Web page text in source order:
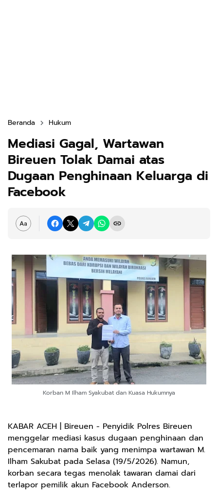
Beranda Hukum
Mediasi Gagal, Wartawan
Bireuen Tolak Damai atas
Dugaan Penghinaan Keluarga di
Facebook
Korban M Ilham Syakubat dan Kuasa Hukumnya
KABAR ACEH | Bireuen - Penyidik Polres Bireuen
menggelar mediasi kasus dugaan penghinaan dan
pencemaran nama baik yang menimpa wartawan M.
Ilham Sakubat pada Selasa (19/5/2026). Namun,
korban secara tegas menolak tawaran damai dari
terlapor pemilik akun Facebook Anderson.